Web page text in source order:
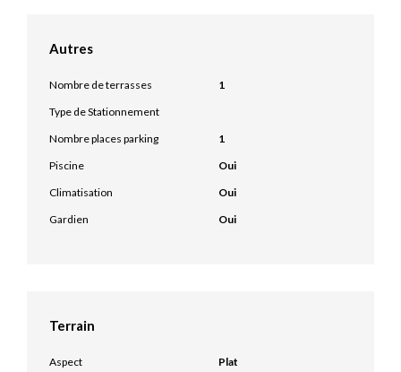
Autres
Nombre de terrasses
1
Type de Stationnement
Nombre places parking
1
Piscine
Oui
Climatisation
Oui
Gardien
Oui
Terrain
Aspect Plat